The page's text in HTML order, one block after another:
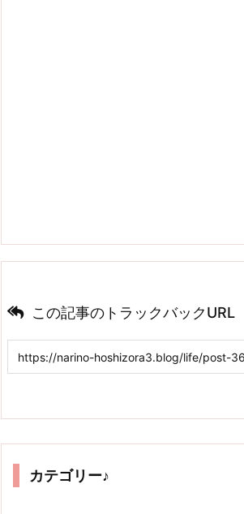
この記事のトラックバックURL
カテゴリー♪